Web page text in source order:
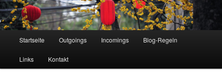
Startseite Outgoings Incomings Blog-Regeln
Links Kontakt